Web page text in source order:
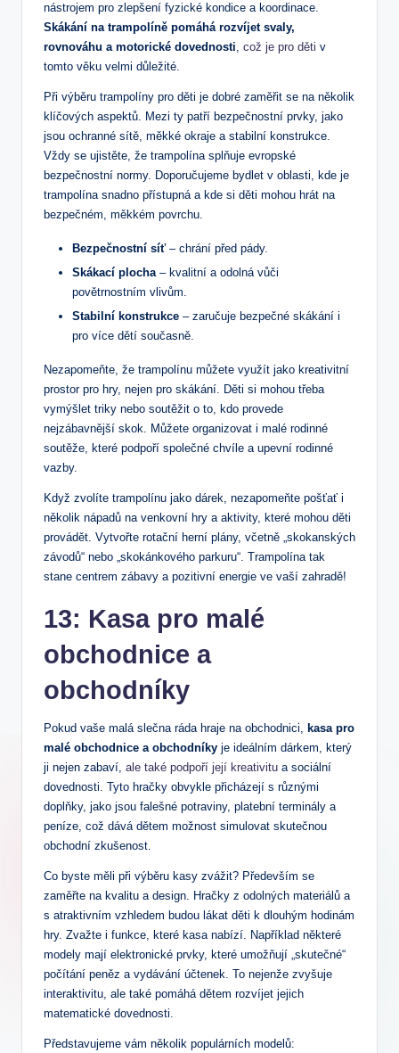
nástrojem pro zlepšení fyzické kondice a koordinace.
Skákání na trampolíně pomáhá rozvíjet svaly,
rovnováhu a motorické dovednosti, což je pro děti v
tomto věku velmi důležité.
Při výběru trampolíny pro děti je dobré zaměřit se na několik
klíčových aspektů. Mezi ty patří bezpečnostní prvky, jako
jsou ochranné sítě, měkké okraje a stabilní konstrukce.
Vždy se ujistěte, že trampolína splňuje evropské
bezpečnostní normy. Doporučujeme bydlet v oblasti, kde je
trampolína snadno přístupná a kde si děti mohou hrát na
bezpečném, měkkém povrchu.
Bezpečnostní síť– chrání před pády.
Skákací plocha– kvalitní a odolná vůči
povětrnostním vlivům.
Stabilní konstrukce – zaručuje bezpečné skákání i
pro více dětí současně.
Nezapomeňte, že trampolínu můžete využít jako kreativitní
prostor pro hry, nejen pro skákání. Děti si mohou třeba
vymýšlet triky nebo soutěžit o to, kdo provede
nejzábavnější skok. Můžete organizovat i malé rodinné
soutěže, které podpoří společné chvíle a upevní rodinné
vazby.
Když zvolíte trampolínu jako dárek, nezapomeňte pošťať i
několik nápadů na venkovní hry a aktivity, které mohou děti
provádět. Vytvořte rotační herní plány, včetně „skokanských
závodů“ nebo „skokánkového parkuru“. Trampolína tak
stane centrem zábavy a pozitivní energie ve vaší zahradě!
13: Kasa pro malé
obchodnice a
obchodníky
Pokud vaše malá slečna ráda hraje na obchodnici, kasa pro
malé obchodnice a obchodníky je ideálním dárkem, který
ji nejen zabaví, ale také podpoří její kreativitu a sociální
dovednosti. Tyto hračky obvykle přicházejí s různými
doplňky, jako jsou falešné potraviny, platební terminály a
peníze, což dává dětem možnost simulovat skutečnou
obchodní zkušenost.
Co byste měli při výběru kasy zvážit? Především se
zaměřte na kvalitu a design. Hračky z odolných materiálů a
s atraktivním vzhledem budou lákat děti k dlouhým hodinám
hry. Zvažte i funkce, které kasa nabízí. Například některé
modely mají elektronické prvky, které umožňují „skutečné“
počítání peněz a vydávání účtenek. To nejenže zvyšuje
interaktivitu, ale také pomáhá dětem rozvíjet jejich
matematické dovednosti.
Představujeme vám několik populárních modelů: